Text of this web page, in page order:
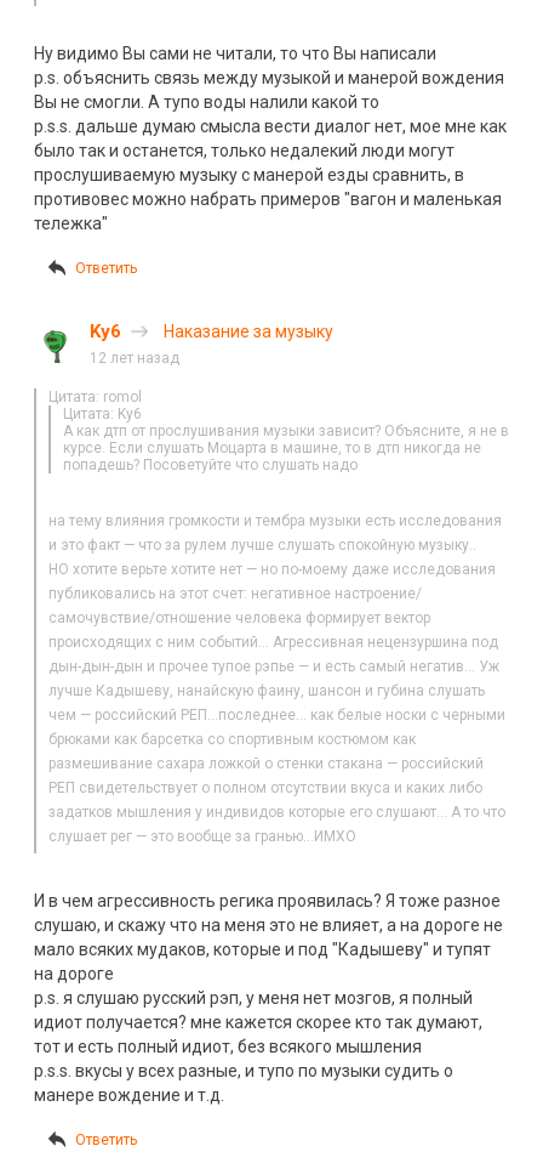
Ну видимо Вы сами не читали, то что Вы написали
p.s. объяснить связь между музыкой и манерой вождения
Вы не смогли. А тупо воды налили какой то
p.s.s. дальше думаю смысла вести диалог нет, мое мне как
было так и останется, только недалекий люди могут
прослушиваемую музыку с манерой езды сравнить, в
противовес можно набрать примеров "вагон и маленькая
тележка"
Ответить
Ky6 Наказание за музыку
12 лет назад
Цитата: romol
Цитата: Ky6
А как дтп от прослушивания музыки зависит? Объясните, я не в
курсе. Если слушать Моцарта в машине, то в дтп никогда не
попадешь? Посоветуйте что слушать надо
на тему влияния громкости и тембра музыки есть исследования
и это факт — что за рулем лучше слушать спокойную музыку..
НО хотите верьте хотите нет — но по-моему даже исследования
публиковались на этот счет: негативное настроение/
самочувствие/отношение человека формирует вектор
происходящих с ним событий… Агрессивная нецензуршина под
дын-дын-дын и прочее тупое рэпье — и есть самый негатив… Уж
лучше Кадышеву, нанайскую фаину, шансон и губина слушать
чем — российский РЕП…последнее… как белые носки с черными
брюками как барсетка со спортивным костюмом как
размешивание сахара ложкой о стенки стакана — российский
РЕП свидетельствует о полном отсутствии вкуса и каких либо
задатков мышления у индивидов которые его слушают… А то что
слушает рег — это вообще за гранью…ИМХО
И в чем агрессивность регика проявилась? Я тоже разное
слушаю, и скажу что на меня это не влияет, а на дороге не
мало всяких мудаков, которые и под "Кадышеву" и тупят
на дороге
p.s. я слушаю русский рэп, у меня нет мозгов, я полный
идиот получается? мне кажется скорее кто так думают,
тот и есть полный идиот, без всякого мышления
p.s.s. вкусы у всех разные, и тупо по музыки судить о
манере вождение и т.д.
Ответить